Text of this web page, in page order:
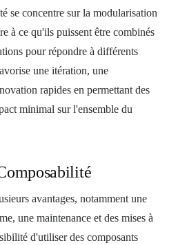
se concentre sur la modularisation
à ce qu'ils puissent être combinés
pour répondre à différents
une itération, une
rapides en permettant des
minimal sur l'ensemble du
avantages, notamment une
une maintenance et des mises à
d'utiliser des composants